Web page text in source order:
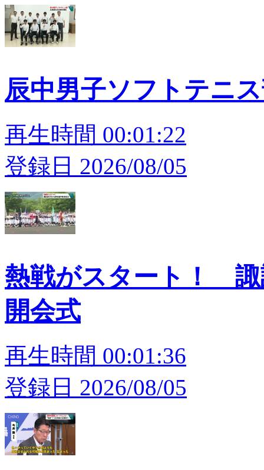
辰中男子ソフトテニ
再生時間 00:01:22
登録日 2026/08/05
熱戦がスタート！
開会式
再生時間 00:01:36
登録日 2026/08/05